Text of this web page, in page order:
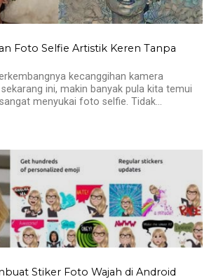
Foto Selfie Artistik Keren Tanpa
kecanggihan kamera
ini, makin banyak pula kita temui
menyukai foto selfie. Tidak...
Stiker Foto Wajah di Android